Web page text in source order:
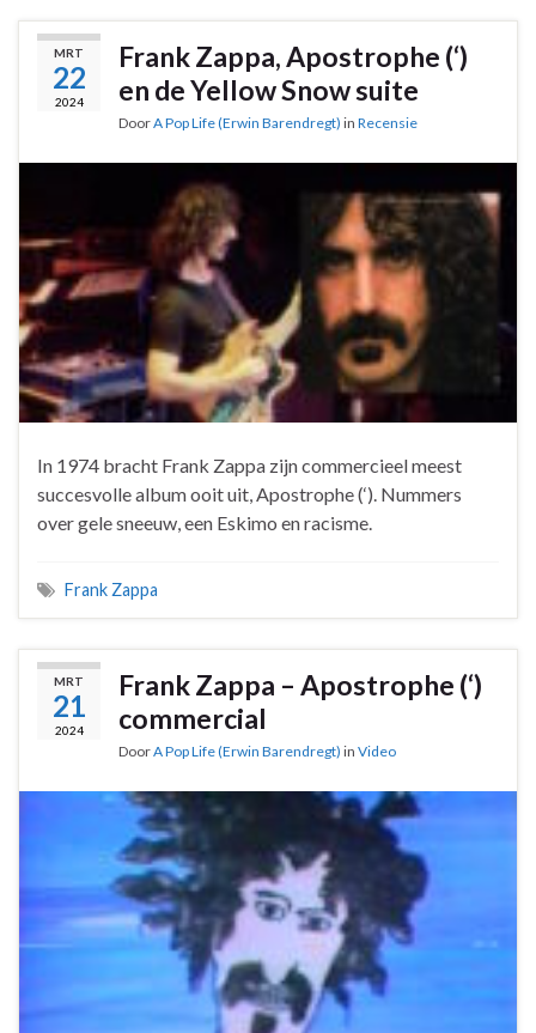
MRT
22
2024
Frank Zappa, Apostrophe (‘)
en de Yellow Snow suite
DoorA Pop Life (Erwin Barendregt) in Recensie
In 1974 bracht Frank Zappa zijn commercieel meest
succesvolle album ooit uit, Apostrophe (‘). Nummers
over gele sneeuw, een Eskimo en racisme.
Frank Zappa
MRT
21
2024
Frank Zappa – Apostrophe (‘)
commercial
DoorA Pop Life (Erwin Barendregt) in Video